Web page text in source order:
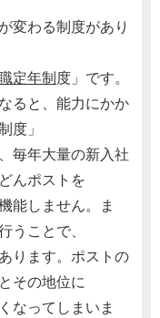
変わる制度があり
定年制度」です。
ると、能力にかか
度」
毎年大量の新入社
んポストを
能しません。ま
うことで、
ります。ポストの
その地位に
なってしまいま